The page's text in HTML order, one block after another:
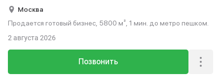
Москва
Продается готовый бизнес, 5800 м², 1 мин. до метро пешком.
Позвонить
2 августа 2026